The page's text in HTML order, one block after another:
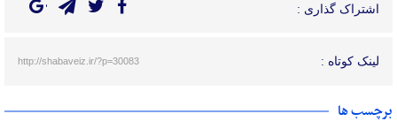
اشتراک گذاری :
لینک کوتاه : http://shabaveiz.ir/?p=30083
برچسب ها